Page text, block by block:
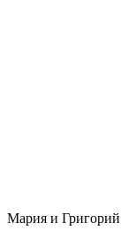
Мария и